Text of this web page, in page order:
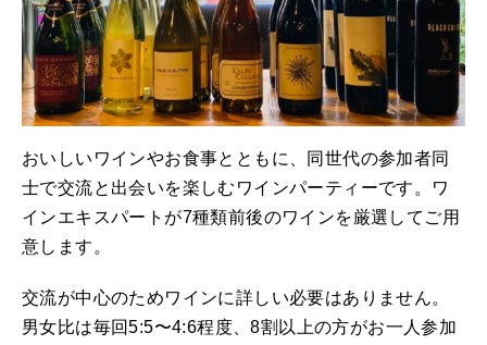
おいしいワインやお食事とともに、同世代の参加者同
士で交流と出会いを楽しむワインパーティーです。ワ
インエキスパートが7種類前後のワインを厳選してご用
意します。
交流が中心のためワインに詳しい必要はありません。
男女比は毎回5:5〜4:6程度、8割以上の方がお一人参加